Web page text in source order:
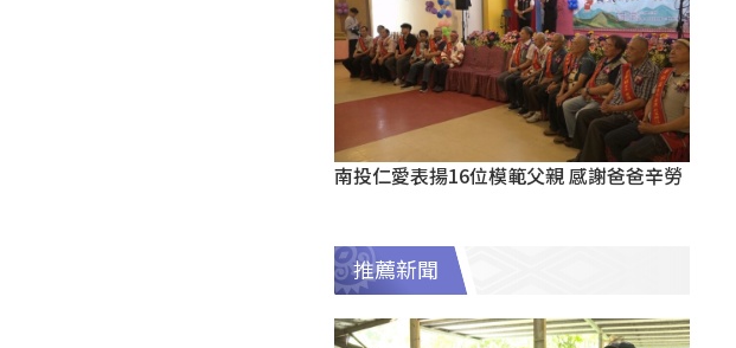
南投仁愛表揚16位模範父親 感謝爸爸辛勞
推薦新聞